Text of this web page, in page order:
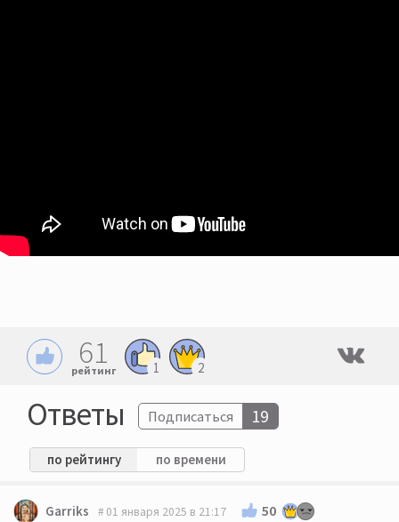
61
рейтинг 1 2
Ответы Подписаться 19
по рейтингу по времени
Garriks 01 января 2025 в 21:17 50